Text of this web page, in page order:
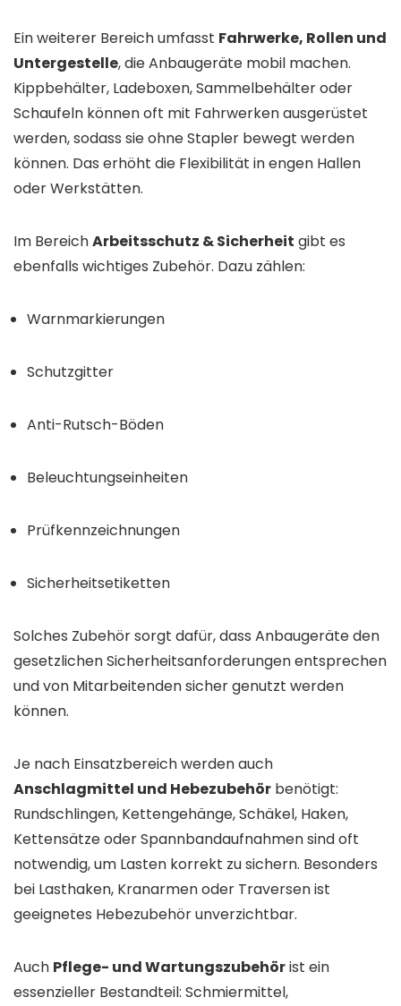
Ein weiterer Bereich umfasst Fahrwerke, Rollen und
Untergestelle, die Anbaugeräte mobil machen.
Kippbehälter, Ladeboxen, Sammelbehälter oder
Schaufeln können oft mit Fahrwerken ausgerüstet
werden, sodass sie ohne Stapler bewegt werden
können. Das erhöht die Flexibilität in engen Hallen
oder Werkstätten.
Im BereichArbeitsschutz & Sicherheit gibt es
ebenfalls wichtiges Zubehör. Dazu zählen:
Warnmarkierungen
Schutzgitter
Anti-Rutsch-Böden
Beleuchtungseinheiten
Prüfkennzeichnungen
Sicherheitsetiketten
Solches Zubehör sorgt dafür, dass Anbaugeräte den
gesetzlichen Sicherheitsanforderungen entsprechen
und von Mitarbeitenden sicher genutzt werden
können.
Je nach Einsatzbereich werden auch
Anschlagmittel und Hebezubehör benötigt:
Rundschlingen, Kettengehänge, Schäkel, Haken,
Kettensätze oder Spannbandaufnahmen sind oft
notwendig, um Lasten korrekt zu sichern. Besonders
bei Lasthaken, Kranarmen oder Traversen ist
geeignetes Hebezubehör unverzichtbar.
Auch Pflege- und Wartungszubehörist ein
essenzieller Bestandteil: Schmiermittel,